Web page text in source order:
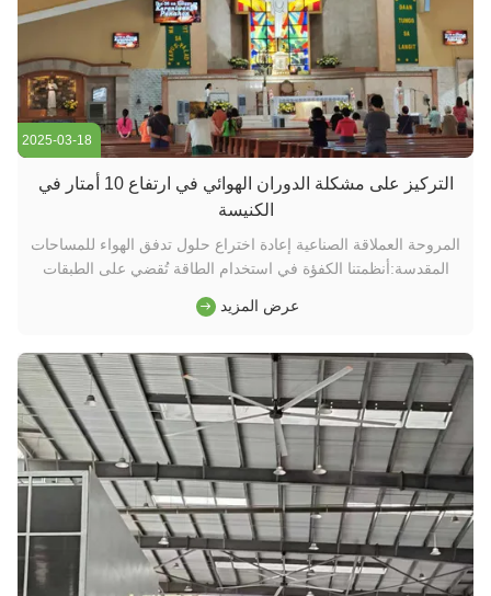
2025-03-18
التركيز على مشكلة الدوران الهوائي في ارتفاع 10 أمتار في
الكنيسة
المروحة العملاقة الصناعية إعادة اختراع حلول تدفق الهواء للمساحات
المقدسة:أنظمتنا الكفؤة في استخدام الطاقة تُقضي على الطبقات
الهندسة المعمارية. يضمن التصميم المبتكر للشفرة المزدوجة الدوران
عرض المزيد